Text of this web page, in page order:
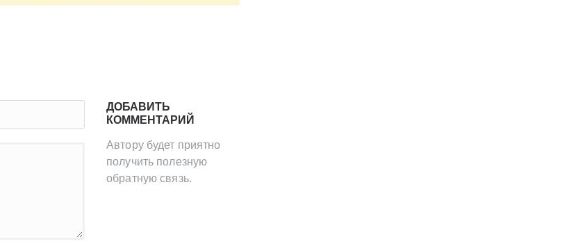
ДОБАВИТЬ
КОММЕНТАРИЙ
Автору будет приятно
получить полезную
обратную связь.